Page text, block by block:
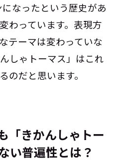
なったという歴史があ
わっています。表現方
テーマは変わっていな
しゃトーマス」はこれ
のだと思います。
「きかんしゃトー
い普遍性とは？